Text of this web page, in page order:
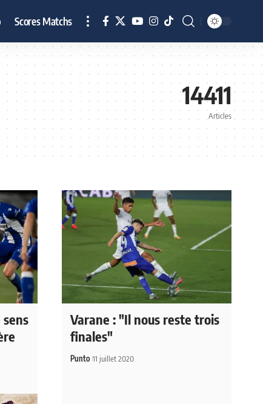
Scores Matchs
14411
Articles
sens
Varane : "Il nous reste trois
finales"
Punto 11 juillet 2020